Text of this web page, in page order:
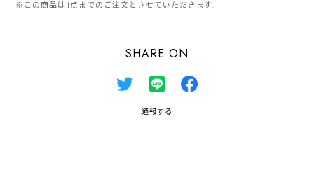
※この商品は1点までのご注文とさせていただきます。
SHARE ON
通報する